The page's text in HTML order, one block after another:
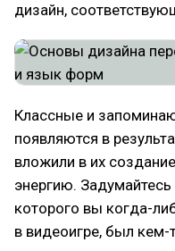
дизайн,
Классные и
появляются в
вложили в их
энергию.
которого вы когда-
в видеоигре, был кем-